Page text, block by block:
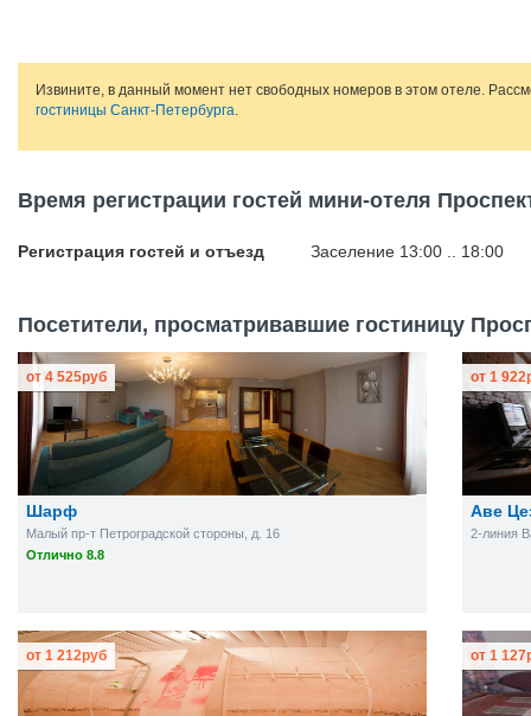
Извините, в данный момент нет свободных номеров в этом отеле.
гостиницы Санкт-Петербурга.
Время регистрации гостей мини-отеля
Регистрация гостей и отъезд Заселение 13:00 .. 18:00
Посетители, просматривавшие гостиницу
Шарф
Малый пр-т Петроградской стороны, д. 16
Отлично 8.8
от 4 525руб
Аве
2-линия
от 1 922
от 1 212руб от 1 127